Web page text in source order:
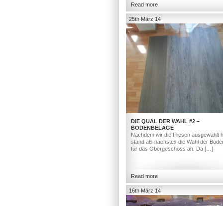
Read more
25th März 14
DIE QUAL DER WAHL #2 –
BODENBELÄGE
Nachdem wir die Fliesen ausgewählt
stand als nächstes die Wahl der
für das Obergeschoss an. Da […]
Read more
16th März 14